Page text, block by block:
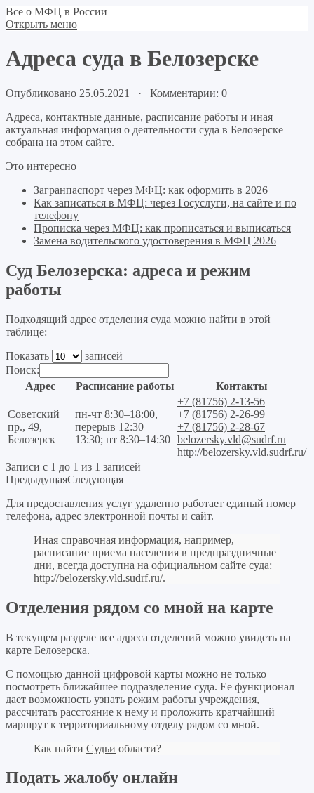
Все о МФЦ в России
Открыть меню
Адреса суда в Белозерске
Опубликовано 25.05.2021 · Комментарии: 0
Адреса, контактные данные, расписание работы и иная
актуальная информация о деятельности суда в Белозерске
собрана на этом сайте.
Это интересно
Загранпаспорт через МФЦ: как оформить в 2026
Как записаться в МФЦ: через Госуслуги, на сайте и по
телефону
Прописка через МФЦ: как прописаться и выписаться
Замена водительского удостоверения в МФЦ 2026
Суд Белозерска: адреса и режим
работы
Подходящий адрес отделения суда можно найти в этой
таблице:
Показать
записей
Поиск:
Адрес
Расписание работы Контакты
Советский
пр., 49,
Белозерск
пн-чт 8:30–18:00,
перерыв 12:30–
13:30; пт 8:30–14:30
+7 (81756) 2-13-56
+7 (81756) 2-26-99
+7 (81756) 2-28-67
belozersky.vld@sudrf.ru
http://belozersky.vld.sudrf.ru/
Записи с 1 до 1 из 1 записей
ПредыдущаяСледующая
Для предоставления услуг удаленно работает единый номер
телефона, адрес электронной почты и сайт.
Иная справочная информация, например,
расписание приема населения в предпраздничные
дни, всегда доступна на официальном сайте суда:
http://belozersky.vld.sudrf.ru/.
Отделения рядом со мной на карте
В текущем разделе все адреса отделений можно увидеть на
карте Белозерска.
С помощью данной цифровой карты можно не только
посмотреть ближайшее подразделение суда. Ее функционал
дает возможность узнать режим работы учреждения,
рассчитать расстояние к нему и проложить кратчайший
маршрут к территориальному отделу рядом со мной.
Как найти Судьи области?
Подать жалобу онлайн